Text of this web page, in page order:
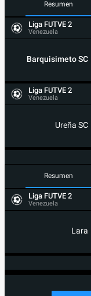
Resumen
Liga FUTVE 2
Venezuela
Barquisimeto SC
Liga FUTVE 2
Venezuela
Ureña SC
Resumen
Liga FUTVE 2
Venezuela
Lara